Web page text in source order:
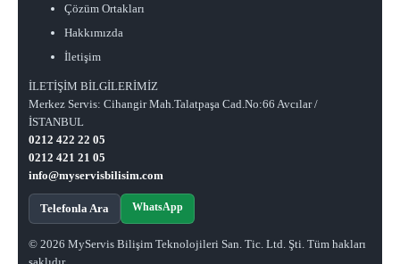
Çözüm Ortakları
Hakkımızda
İletişim
İLETİŞİM BİLGİLERİMİZ
Merkez Servis: Cihangir Mah.Talatpaşa Cad.No:66 Avcılar /
İSTANBUL
0212 422 22 05
0212 421 21 05
info@myservisbilisim.com
Telefonla Ara WhatsApp
© 2026 MyServis Bilişim Teknolojileri San. Tic. Ltd. Şti. Tüm hakları